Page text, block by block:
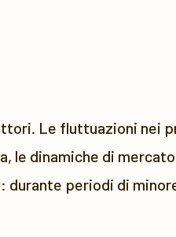
Le fluttuazioni nei
le dinamiche di
periodi di